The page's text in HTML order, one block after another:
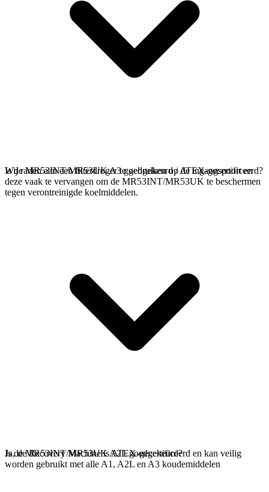
Wij raden aan een filterdroger te gebruiken op de ingangspoort en
deze vaak te vervangen om de MR53INT/MR53UK te beschermen
tegen verontreinigde koelmiddelen.
Is de MR53INT/MR53UK A3 goedgekeurd / ATEX-gecertificeerd?
Ja, de Recovery Machine is ATEX-gecertificeerd en kan veilig
worden gebruikt met alle A1, A2L en A3 koudemiddelen
Is de MR53INT/MR53UK A2L goedgekeurd?